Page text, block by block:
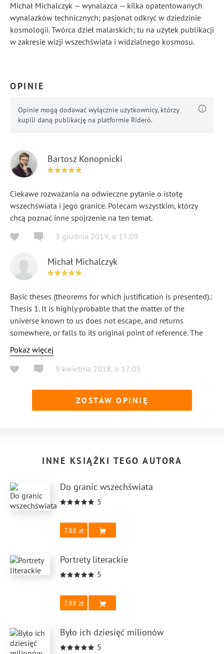
Michał Michalczyk — wynalazca — kilka opatentowanych
wynalazków technicznych; pasjonat odkryć w dziedzinie
kosmologii. Twórca dzieł malarskich; tu na użytek publikacji
w zakresie wizji wszechświata i widzialnego kosmosu.
OPINIE
Opinie mogą dodawać wyłącznie użytkownicy, którzy
kupili daną publikację na platformie Riderò.
Bartosz Konopnicki
Ciekawe rozważania na odwieczne pytanie o istotę
wszechświata i jego granice. Polecam wszystkim, którzy
chcą poznać inne spojrzenie na ten temat.
3 grudnia 2019, o 15:09
Michał Michalczyk
Basic theses (theorems for which justification is presented).:
Thesis 1. It is highly probable that the matter of the
universe known to us does not escape, and returns
somewhere, or falls to its original point of reference. The
closer and longer it drops to this point, the more it
accelerates, hence the observed phenomenon of the
acceleration of the expansion of the universe. Thesis 2.
volcanoes transferring matter to the antiworld, where the
collision with antimatter is destroyed. Thesis 3. Time is just
a collapse of the shell or cloud at the border of our
hence the gravitational fall of our world. There may be gaps
or whirls there, there are certainly caves of space volcanoes
in which matter disappears and does not have to compact
into grains, it can be sucked into the antiworld. Thesis 5.
The blue spheres of the universe are in constant vortex
infinitely many such spinning worlds. The whirling motion
must produce enormous centrifugal forces rupturing the
escape and the flow of the vector, or maybe the spatially
spiral of the flowing matter. This results in an apparent
collide and penetrate, their scattered matter densifies
in cycles to again undergo the next disruptive cycles. We
Pokaż więcej
9 kwietnia 2018, o 17:05
ZOSTAW OPINIĘ
INNE KSIĄŻKI TEGO AUTORA
Do granic wszechświata
5
7.88
Portrety literackie
5
7.88
Było ich dziesięć milionów
5